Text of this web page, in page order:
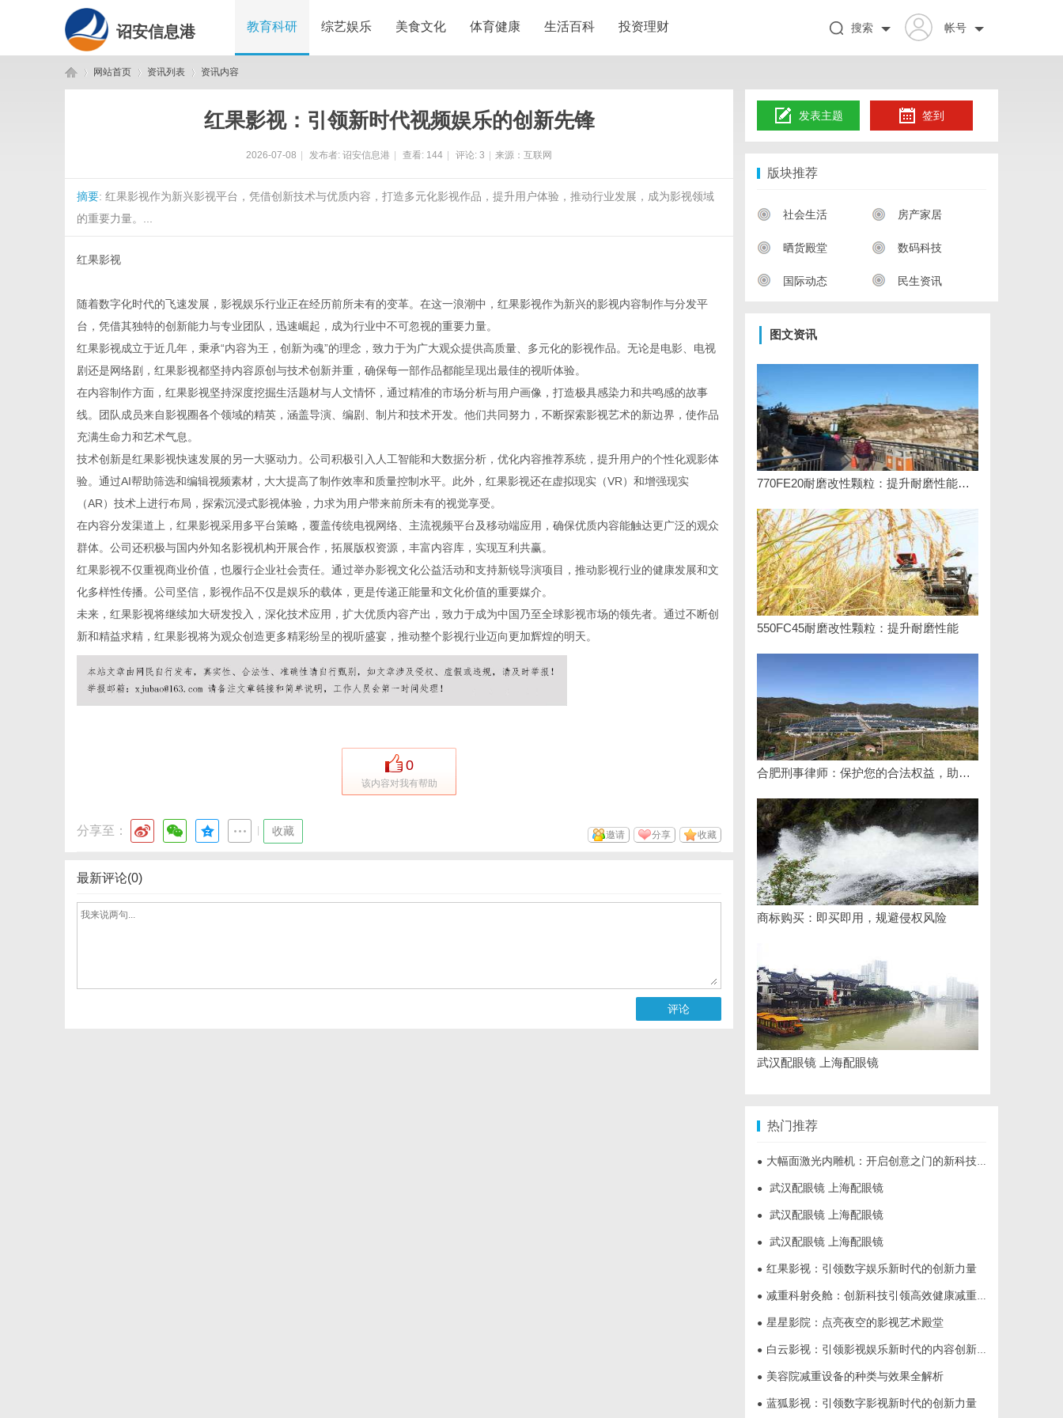
诏安信息港 教育科研 综艺娱乐 美食文化 体育健康 生活百科 投资理财 帐号
搜索
网站首页 资讯列表 资讯内容
红果影视：引领新时代视频娱乐的创新先锋
2026-07-08 发布者: 诏安信息港 查看: 144 评论: 3 来源：互联网
摘要: 红果影视作为新兴影视平台，凭借创新技术与优质内容，打造多元化影视作品，提升用户体验，推动行业发展，成为影视领域
的重要力量。...
红果影视
随着数字化时代的飞速发展，影视娱乐行业正在经历前所未有的变革。在这一浪潮中，红果影视作为新兴的影视内容制作与分发平
台，凭借其独特的创新能力与专业团队，迅速崛起，成为行业中不可忽视的重要力量。
红果影视成立于近几年，秉承“内容为王，创新为魂”的理念，致力于为广大观众提供高质量、多元化的影视作品。无论是电影、电视
剧还是网络剧，红果影视都坚持内容原创与技术创新并重，确保每一部作品都能呈现出最佳的视听体验。
在内容制作方面，红果影视坚持深度挖掘生活题材与人文情怀，通过精准的市场分析与用户画像，打造极具感染力和共鸣感的故事
线。团队成员来自影视圈各个领域的精英，涵盖导演、编剧、制片和技术开发。他们共同努力，不断探索影视艺术的新边界，使作品
充满生命力和艺术气息。
技术创新是红果影视快速发展的另一大驱动力。公司积极引入人工智能和大数据分析，优化内容推荐系统，提升用户的个性化观影体
验。通过AI帮助筛选和编辑视频素材，大大提高了制作效率和质量控制水平。此外，红果影视还在虚拟现实（VR）和增强现实
（AR）技术上进行布局，探索沉浸式影视体验，力求为用户带来前所未有的视觉享受。
在内容分发渠道上，红果影视采用多平台策略，覆盖传统电视网络、主流视频平台及移动端应用，确保优质内容能触达更广泛的观众
群体。公司还积极与国内外知名影视机构开展合作，拓展版权资源，丰富内容库，实现互利共赢。
红果影视不仅重视商业价值，也履行企业社会责任。通过举办影视文化公益活动和支持新锐导演项目，推动影视行业的健康发展和文
化多样性传播。公司坚信，影视作品不仅是娱乐的载体，更是传递正能量和文化价值的重要媒介。
未来，红果影视将继续加大研发投入，深化技术应用，扩大优质内容产出，致力于成为中国乃至全球影视市场的领先者。通过不断创
新和精益求精，红果影视将为观众创造更多精彩纷呈的视听盛宴，推动整个影视行业迈向更加辉煌的明天。
0
该内容对我有帮助
分享至： 收藏 收藏
分享
邀请
最新评论(0)
评论
发表主题 签到
版块推荐
社会生活 房产家居
晒货殿堂 数码科技
国际动态 民生资讯
图文资讯
770FE20耐磨改性颗粒：提升耐磨性能的革命性材料
550FC45耐磨改性颗粒：提升耐磨性能
合肥刑事律师：保护您的合法权益，助您走出法律困境
商标购买：即买即用，规避侵权风险
武汉配眼镜 上海配眼镜
热门推荐
● 大幅面激光内雕机：开启创意之门的新科技利器
● 武汉配眼镜 上海配眼镜
● 武汉配眼镜 上海配眼镜
● 武汉配眼镜 上海配眼镜
● 红果影视：引领数字娱乐新时代的创新力量
● 减重科射灸舱：创新科技引领高效健康减重新时代
● 星星影院：点亮夜空的影视艺术殿堂
● 白云影视：引领影视娱乐新时代的内容创新平台
● 美容院减重设备的种类与效果全解析
● 蓝狐影视：引领数字影视新时代的创新力量